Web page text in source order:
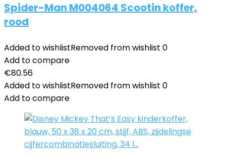
Spider-Man M004064 Scootin koffer,
rood
Added to wishlistRemoved from wishlist 0
Add to compare
€80.56
Added to wishlistRemoved from wishlist 0
Add to compare